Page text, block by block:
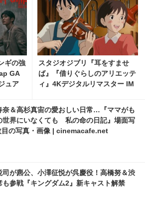
ギの強
GA
ュア
スタジオジブリ『耳をすませ
ば』『借りぐらしのアリエッテ
ィ』4Kデジタルリマスター IM
像 | cinemacafe.net
奈＆高杉真宙の愛おしい日常…『ママがも
世界にいなくても 私の命の日記』場面写
目の写真・画像 | cinemacafe.net
司が麃公、小澤征悦が呉慶役！高橋努＆渋
も参戦『キングダム2』新キャスト解禁